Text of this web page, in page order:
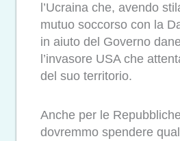
l’Ucraina che, avendo
mutuo soccorso con la
in aiuto del Governo
l’invasore USA che
del suo territorio.
Anche per le
dovremmo spendere